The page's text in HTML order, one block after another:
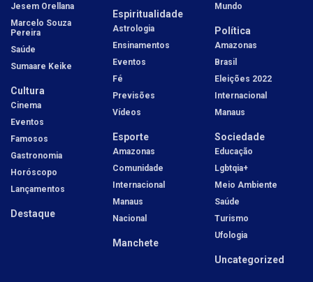
Jesem Orellana
Marcelo Souza
Pereira
Saúde
Sumaare Keike
Cultura
Cinema
Eventos
Famosos
Gastronomia
Horóscopo
Lançamentos
Destaque
Espiritualidade
Astrologia
Ensinamentos
Eventos
Fé
Previsões
Vídeos
Esporte
Amazonas
Comunidade
Internacional
Manaus
Nacional
Manchete
Mundo
Política
Amazonas
Brasil
Eleições 2022
Internacional
Manaus
Sociedade
Educação
Lgbtqia+
Meio Ambiente
Saúde
Turismo
Ufologia
Uncategorized